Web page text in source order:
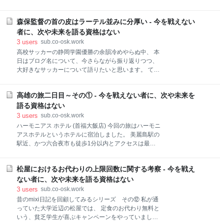
ラブでクラスター感染発生とか、 都内の接待を伴う飲
食の営業自粛が強化とかなら、 ホスト達に衝撃を与え
るニュース って煽って良いと思いますけど、 志
うかも分からないですが、 市場価値を見極めて獲得し
ないと、 チームにフィットしなかった場合（グリーズ
マンは違いますが） 売却するにも安値で売れないし、
チームでは試合に出れなくて塩漬けになるし、 出場機
会減って市場価値下がるし、 で良いこと一つもないで
す。 まぁエンターテイメントなんて、 金持ちの道楽だ
と。 最初に経営陣の給与見直した方が良いんじゃない
かと。
森保監督の首の皮はラーテル並みに分厚い - 今を戦えない
者に、次や未来を語る資格はない
3 users sub.co-osk.work
高校サッカーの静岡学園優勝の余韻冷めやらぬ中、 本
日はブログ名について、今さらながら振り返りつつ、
大好きなサッカーについて語りたいと思います。 て
だったことに皆さんお気づきでしたか？ ※：野洲高校
の優勝時のメンバーも大半がセゾンFC出身 私が小学
生のころに聞いた話だとセゾンFCはサッカーコートの
端から端まで （半コートだったかもしれません）、 リ
フティングで一度もボールを落とさず運べないと入団
できないという話でした。 毎日のアップでも、実践し
の流れになるなら、 今回の惨敗は意味あるものになっ
たと思いますが、 そんな流れにもならなさそうです
ね・・・。 去就は首の皮一枚繋がっている状態だと思
い
高雄の旅二日目～その① - 今を戦えない者に、次や未来を
語る資格はない
3 users sub.co-osk.work
ハーモニアス ホテル (首福大飯店) 今回の旅はハーモニ
アスホテルというホテルに宿泊しました。 美麗島駅の
駅近、かつ六合夜市も徒歩1分以内とアクセスは最高
した。 が、ホテル朝食は口に合わず・・・ 好物のスイ
カですら食べられず・・・ 仏教界のディズニーランド
へ 高雄の旅二日目は、前回の旅で訪問出来なかった場
所を訪問しました。 最初に向かったのは、 佛光山記念
館という仏教界のディズニーランドと呼ばれる場所で
した。 高雄駅からバスに揺られ40分かかりましたが、
松屋におけるお代わりの上限回数に関する考察 - 今を戦え
ない者に、次や未来を語る資格はない
3 users sub.co-osk.work
昔のmixi日記を回顧してみるシリーズ その⑫ 私が通
っていた大学近辺の松屋では、 定食のお代わり無料と
いう、貧乏学生が喜ぶキャンペーンをやっていまし